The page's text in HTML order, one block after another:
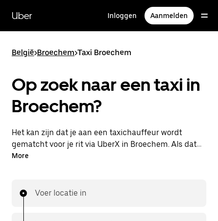
naar
hoofdinhoud
Uber Inloggen Aanmelden
België>Broechem>Taxi Broechem
Op zoek naar een taxi in
Broechem?
Het kan zijn dat je aan een taxichauffeur wordt
gematcht voor je rit via UberX in Broechem. Als dat
zo is, profiteer je van dezelfde 24/7 beschikbaarheid
More
Voer locatie in